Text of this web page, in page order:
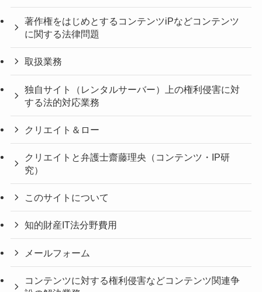
著作権をはじめとするコンテンツiPなどコンテンツ
に関する法律問題
取扱業務
独自サイト（レンタルサーバー）上の権利侵害に対
する法的対応業務
クリエイト＆ロー
クリエイトと弁護士齋藤理央（コンテンツ・IP研
究）
このサイトについて
知的財産IT法分野費用
メールフォーム
コンテンツに対する権利侵害などコンテンツ関連争